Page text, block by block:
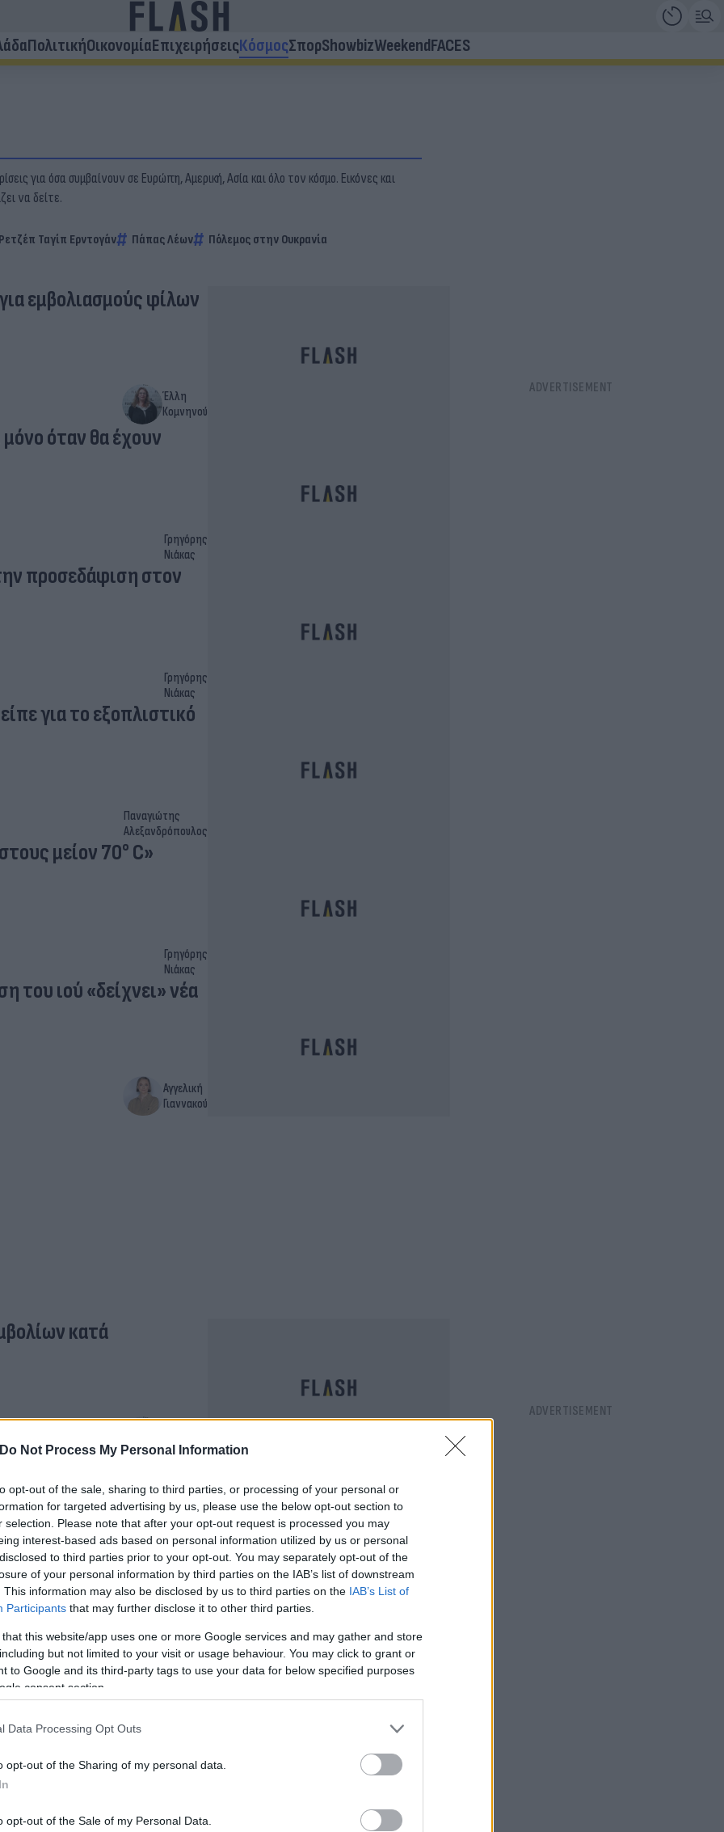
Do Not Process My Personal Information
opt-out of the sale, sharing to third parties, or processing of your personal or
for targeted advertising by us, please use the below opt-out section to
selection. Please note that after your opt-out request is processed you may
interest-based ads based on personal information utilized by us or personal
to third parties prior to your opt-out. You may separately opt-out of the
of your personal information by third parties on the IAB’s list of downstream
This information may also be disclosed by us to third parties on the IAB’s List of
Participants that may further disclose it to other third parties.
that this website/app uses one or more Google services and may gather and store
but not limited to your visit or usage behaviour. You may click to grant or
to Google and its third-party tags to use your data for below specified purposes
consent section.
Data Processing Opt Outs
opt-out of the Sharing of my personal data.
opt-out of the Sale of my Personal Data.
ΠολιτικήΟικονομίαΕπιχειρήσειςΚόσμοςΣπορShowbizWeekendFACES
για όσα συμβαίνουν σε Ευρώπη, Αμερική, Ασία και όλο τον κόσμο. Εικόνες και
να δείτε.
Ρετζέπ Ταγίπ Ερντογάν Πάπας Λέων Πόλεμος στην Ουκρανία
εμβολιασμούς φίλων
Έλλη
Κομνηνού
όταν θα έχουν
Γρηγόρης
Νιάκας
προσεδάφιση στον
Γρηγόρης
Νιάκας
για το εξοπλιστικό
Παναγιώτης
Αλεξανδρόπουλος
μείον 70° C»
Γρηγόρης
Νιάκας
του ιού «δείχνει» νέα
Αγγελική
Γιαννακού
κατά
Κομνηνού
που είχε
Αγγελική
Γιαννακού
εμβολίων στις
Αγγελική
αποτελεσματικότητα